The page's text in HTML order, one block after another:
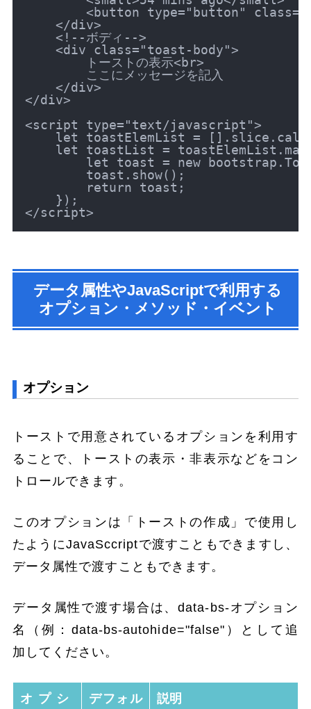
<button type="button"
    </div>
    <!--ボディ-->
    <div class="toast-body">
        トーストの表示<br>
        ここにメッセージを記入
    </div>
</div>
<script type="text/javascript">
let toastElemList =
let toastList =
let toast = new
        toast.show();
        return toast;
    });
データ属性やJavaScriptで利用する
オプション・メソッド・イベント
オプション
トーストで用意されているオプションを利用す
ることで、トーストの表示・非表示などをコン
トロールできます。
このオプションは「トーストの作成」で使用し
たようにJavaSccriptで渡すこともできますし、
データ属性で渡すこともできます。
データ属性で渡す場合は、data-bs-オプション
名（例：data-bs-autohide="false"）として追
加してください。
オプシ
デフォル
説明